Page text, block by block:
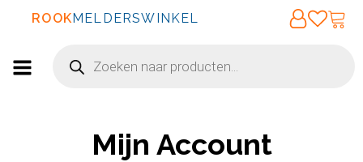
ROOKMELDERSWINKEL
Producten
zoeken
Mijn Account